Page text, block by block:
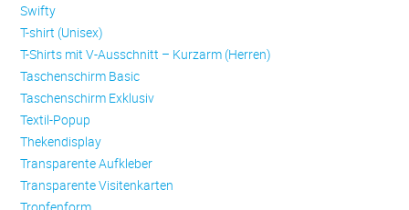
Swifty
T-shirt (Unisex)
T-Shirts mit V-Ausschnitt – Kurzarm (Herren)
Taschenschirm Basic
Taschenschirm Exklusiv
Textil-Popup
Thekendisplay
Transparente Aufkleber
Transparente Visitenkarten